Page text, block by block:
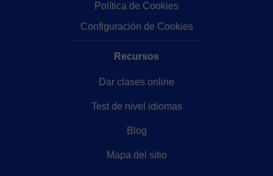
Política de Cookies
Configuración de Cookies
Recursos
Dar clases online
Test de nivel idiomas
Blog
Mapa del sitio